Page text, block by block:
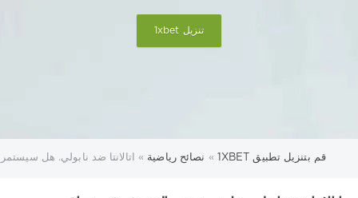
تنزيل 1xbet
قم بتنزيل تطبيق 1XBET » نصائح رياضية » اتالانتا ضد نابولي. هل